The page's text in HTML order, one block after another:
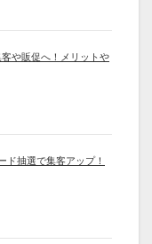
や販促へ！メリットや
ド抽選で集客アップ！